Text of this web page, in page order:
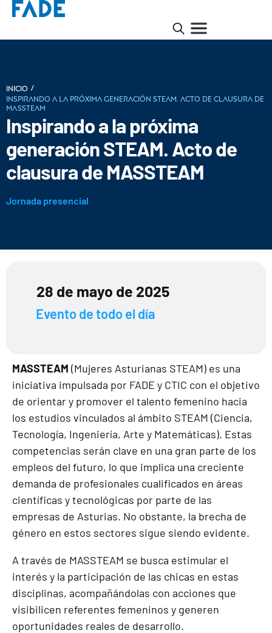
INICIO /
Inspirando a la próxima generación STEAM. Acto de clausura de
MASSTEAM
Inspirando a la próxima
generación STEAM. Acto de
clausura de MASSTEAM
Jornada presencial
28 de mayo de 2025
Evento de todo el día
MASSTEAM (Mujeres Asturianas STEAM) es una
iniciativa impulsada por FADE y CTIC con el objetivo
de orientar y promover el talento femenino hacia
los estudios vinculados al ámbito STEAM (Ciencia,
Tecnología, Ingeniería, Arte y Matemáticas). Estas
competencias serán clave en una gran parte de los
empleos del futuro, lo que implica una creciente
demanda de profesionales cualificados en áreas
científicas y tecnológicas por parte de las
empresas de Asturias. No obstante, la brecha de
género en estos sectores sigue siendo evidente.
A través de MASSTEAM se busca estimular el
interés y la participación de las chicas en estas
disciplinas, acompañándolas con acciones que
visibilicen referentes femeninos y generen
oportunidades reales de desarrollo.